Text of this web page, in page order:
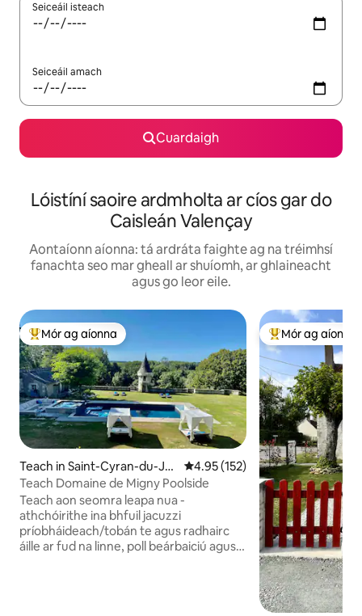
Seiceáil isteach
Seiceáil amach
Cuardaigh
Lóistíní saoire ardmholta ar cíos gar do
Caisleán Valençay
Aontaíonn aíonna: tá ardráta faighte ag na tréimhsí
fanachta seo mar gheall ar shuíomh, ar ghlaineacht
agus go leor eile.
An-mhór ag aíonna
Mór ag aíonna
Teach in Saint-Cyran-du-Ja
mbot
Meánrátáil 4.95 as 5, 152
4.95 (152)
Teach Domaine de Migny Poolside
Teach aon seomra leapa nua -
athchóirithe ina bhfuil jacuzzi
príobháideach/tobán te agus radhairc
áille ar fud na linne, poll beárbaiciú agus
An-mhór ag
Mór ag aíonna